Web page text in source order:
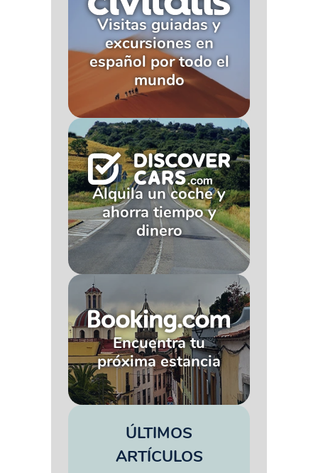
Visitas guiadas y
excursiones en
español por todo el
mundo
Alquila un coche y
ahorra tiempo y
dinero
Encuentra tu
próxima estancia
ÚLTIMOS
ARTÍCULOS